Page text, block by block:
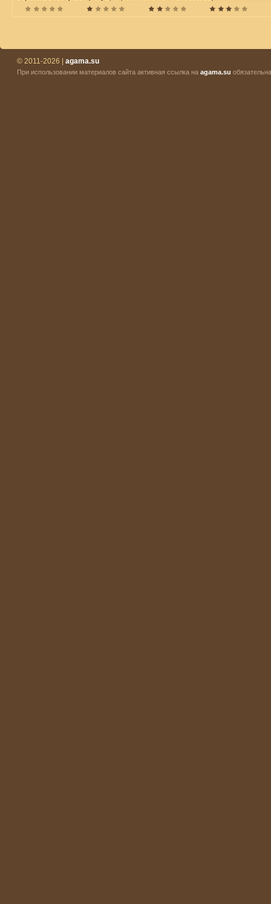
© 2011-2026 | agama.su
При использовании материалов сайта активная ссылка на agama.su